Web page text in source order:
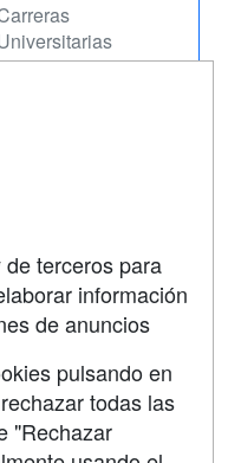
terceros para
información
de anuncios
pulsando en
todas las
"Rechazar